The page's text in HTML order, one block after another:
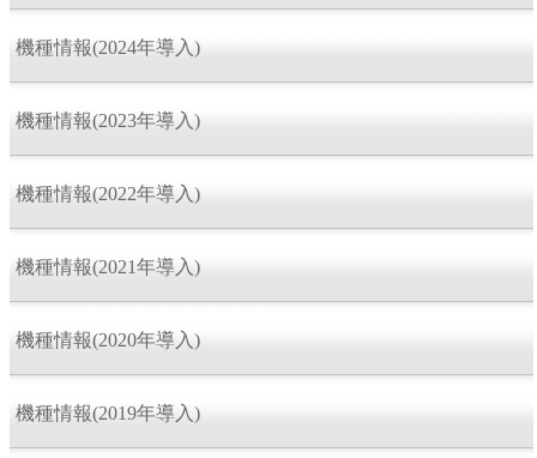
機種情報(2024年導入)
機種情報(2023年導入)
機種情報(2022年導入)
機種情報(2021年導入)
機種情報(2020年導入)
機種情報(2019年導入)